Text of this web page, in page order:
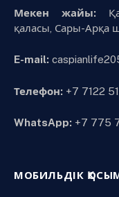
Мекен жайы:
қаласы, Сары-Арқа
E-mail:
Телефон: +7 7122
WhatsApp: +7 775
МОБИЛЬДІК